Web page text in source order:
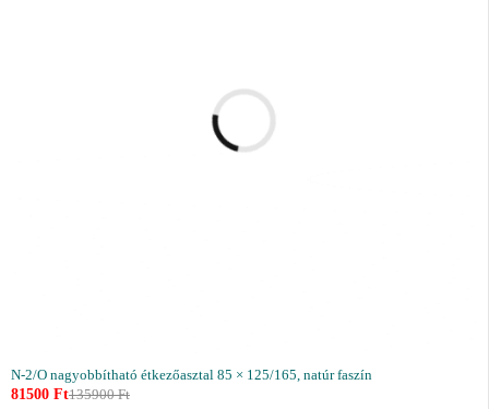
N-2/O nagyobbítható étkezőasztal 85 × 125/165, natúr faszín
135900Ft
81500 Ft